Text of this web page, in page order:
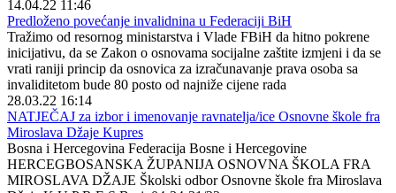
14.04.22 11:46
Predloženo povećanje invalidnina u Federaciji BiH
Tražimo od resornog ministarstva i Vlade FBiH da hitno pokrene
inicijativu, da se Zakon o osnovama socijalne zaštite izmjeni i da se
vrati raniji princip da osnovica za izračunavanje prava osoba sa
invaliditetom bude 80 posto od najniže cijene rada
28.03.22 16:14
NATJEČAJ za izbor i imenovanje ravnatelja/ice Osnovne škole fra
Miroslava Džaje Kupres
Bosna i Hercegovina Federacija Bosne i Hercegovine
HERCEGBOSANSKA ŽUPANIJA OSNOVNA ŠKOLA FRA
MIROSLAVA DŽAJE Školski odbor Osnovne škole fra Miroslava